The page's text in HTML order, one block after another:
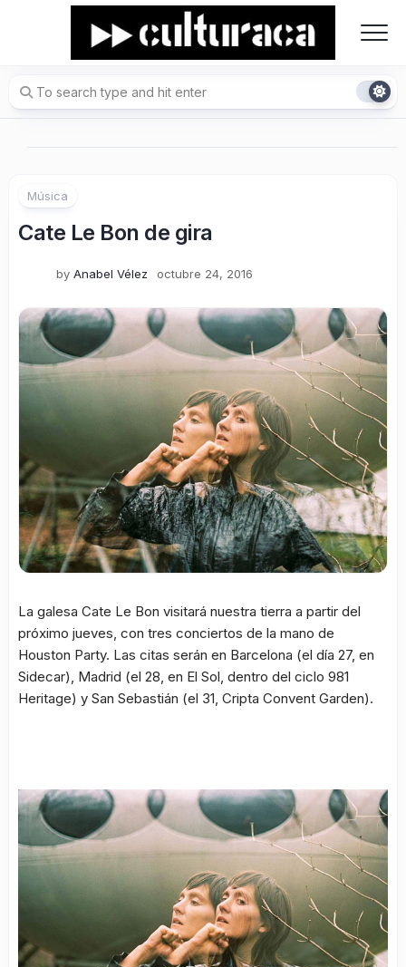
Música
Cate Le Bon de gira
by Anabel Vélez octubre 24, 2016
La galesa Cate Le Bon visitará nuestra tierra a partir del
próximo jueves, con tres conciertos de la mano de
Houston Party. Las citas serán en Barcelona (el día 27, en
Sidecar), Madrid (el 28, en El Sol, dentro del ciclo 981
Heritage) y San Sebastián (el 31, Cripta Convent Garden).